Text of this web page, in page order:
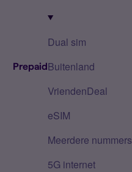
Prepaid
Dual sim
Buitenland
VriendenDeal
eSIM
Meerdere nummers
5G internet